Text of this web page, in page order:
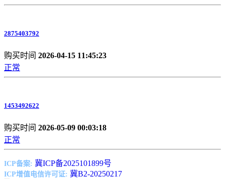
2875403792
购买时间 2026-04-15 11:45:23
正常
1453492622
购买时间 2026-05-09 00:03:18
正常
ICP备案: 冀ICP备2025101899号
ICP增值电信许可证: 冀B2-20250217